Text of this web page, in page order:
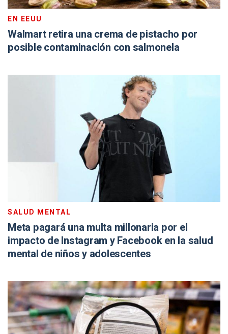
EN EEUU
Walmart retira una crema de pistacho por
posible contaminación con salmonela
SALUD MENTAL
Meta pagará una multa millonaria por el
impacto de Instagram y Facebook en la salud
mental de niños y adolescentes